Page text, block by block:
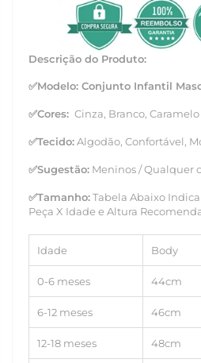
Descrição do Produto:
✅Modelo: Conjunto Infantil
✅Cores: Cinza, Branco, Caramelo
✅Tecido:Algodão, Confortável,
✅Sugestão: Meninos / Qualquer
✅Tamanho:Tabela Abaixo
Peça X Idade e Altura
Idade Body
0-6 meses 44cm
6-12 meses 46cm
12-18 meses 48cm